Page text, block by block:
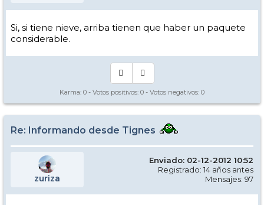
Si, si tiene nieve, arriba tienen que haber un paquete
considerable.
Karma: 0 - Votos positivos: 0 - Votos negativos: 0
Re: Informando desde Tignes
zuriza
Enviado: 02-12-2012 10:52
Registrado: 14 años antes
Mensajes: 97